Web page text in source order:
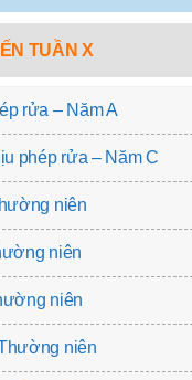
TUẦN X
rửa – Năm A
phép rửa – Năm C
niên
niên
niên
niên